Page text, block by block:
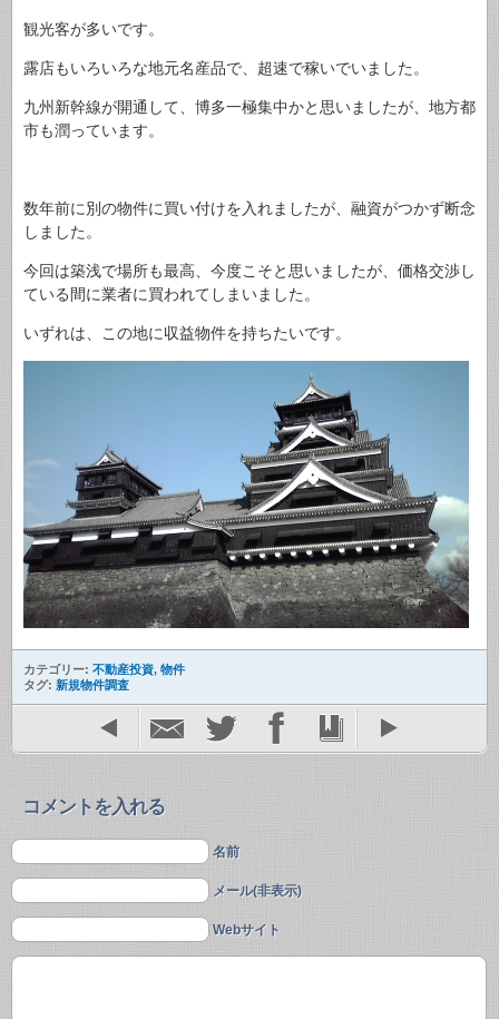
観光客が多いです。
露店もいろいろな地元名産品で、超速で稼いでいました。
九州新幹線が開通して、博多一極集中かと思いましたが、地方都
市も潤っています。
数年前に別の物件に買い付けを入れましたが、融資がつかず断念
しました。
今回は築浅で場所も最高、今度こそと思いましたが、価格交渉し
ている間に業者に買われてしまいました。
いずれは、この地に収益物件を持ちたいです。
カテゴリー: 不動産投資, 物件
タグ: 新規物件調査
コメントを入れる
名前
メール(非表示)
Webサイト